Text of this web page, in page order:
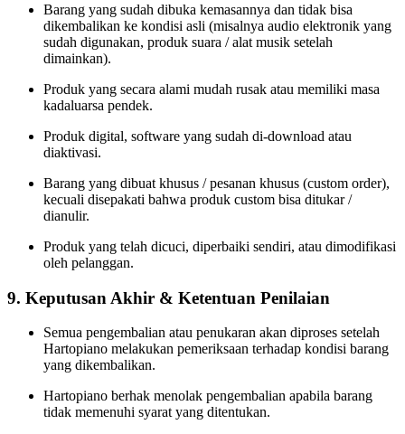
Barang yang sudah dibuka kemasannya dan tidak bisa
dikembalikan ke kondisi asli (misalnya audio elektronik yang
sudah digunakan, produk suara / alat musik setelah
dimainkan).
Produk yang secara alami mudah rusak atau memiliki masa
kadaluarsa pendek.
Produk digital, software yang sudah di‑download atau
diaktivasi.
Barang yang dibuat khusus / pesanan khusus (custom order),
kecuali disepakati bahwa produk custom bisa ditukar /
dianulir.
Produk yang telah dicuci, diperbaiki sendiri, atau dimodifikasi
oleh pelanggan.
9. Keputusan Akhir & Ketentuan Penilaian
Semua pengembalian atau penukaran akan diproses setelah
Hartopiano melakukan pemeriksaan terhadap kondisi barang
yang dikembalikan.
Hartopiano berhak menolak pengembalian apabila barang
tidak memenuhi syarat yang ditentukan.